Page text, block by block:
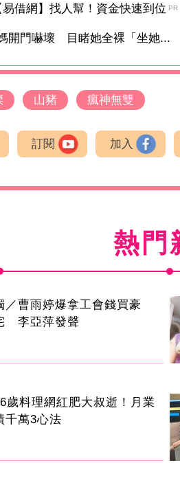
借網】找人幫！資金快速到位 PR
開門嚇壞 目睹她全裸「坐她...
山豬 瘋神無雙
訂閱 加入
熱門
／曹雨婷爆拿工會錢買豪
李亞萍發聲
歲料理網紅肥大叔逝！月業
千萬3心法